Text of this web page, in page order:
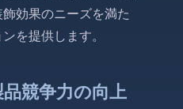
効果のニーズを満た
を提供します。
競争力の向上